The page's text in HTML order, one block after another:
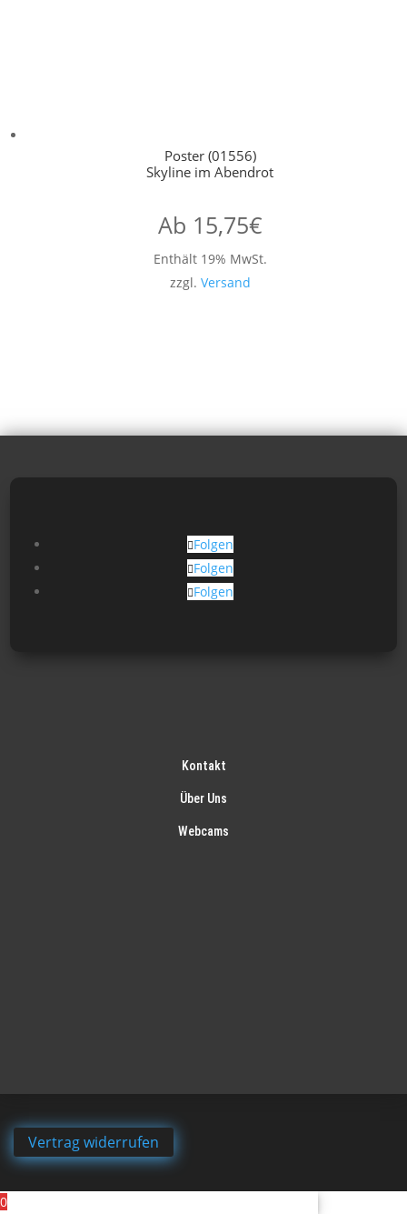
Poster (01556)
Skyline im Abendrot
Ab 15,75€
Enthält 19% MwSt.
zzgl. Versand
Folgen
Folgen
Folgen
Kontakt
Über Uns
Webcams
Vertrag widerrufen
0